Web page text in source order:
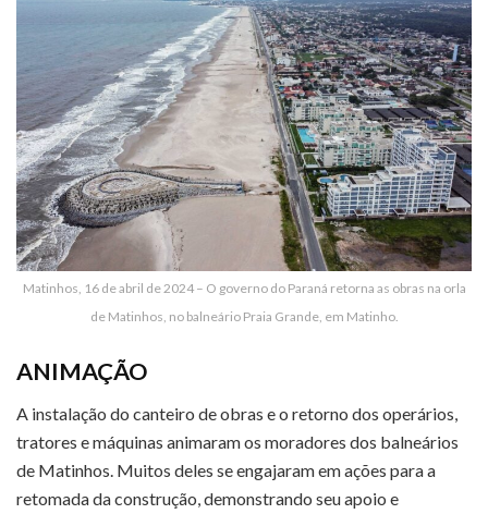
Matinhos, 16 de abril de 2024 – O governo do Paraná retorna as obras na orla
de Matinhos, no balneário Praia Grande, em Matinho.
ANIMAÇÃO
A instalação do canteiro de obras e o retorno dos operários,
tratores e máquinas animaram os moradores dos balneários
de Matinhos. Muitos deles se engajaram em ações para a
retomada da construção, demonstrando seu apoio e